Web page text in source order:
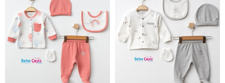
%30İndirim
%30İndirim